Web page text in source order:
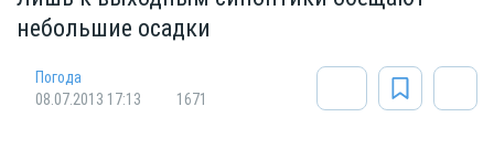
небольшие осадки
Погода
08.07.2013 17:13
1671